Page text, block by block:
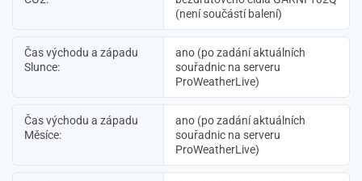
(není součástí balení)
Čas východu a západu
Slunce:
ano (po zadání aktuálních
souřadnic na serveru
ProWeatherLive)
Čas východu a západu
Měsíce:
ano (po zadání aktuálních
souřadnic na serveru
ProWeatherLive)